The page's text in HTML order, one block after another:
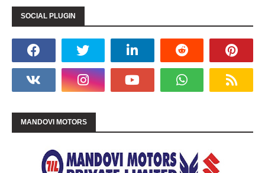
SOCIAL PLUGIN
MANDOVI MOTORS